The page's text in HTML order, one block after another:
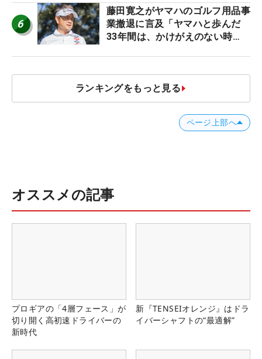
6
藤田寛之がヤマハのゴルフ用品事
業撤退に言及「ヤマハと歩んだ
33年間は、かけがえのない時
ランキングをもっと見る
ページ上部へ
オススメの記事
プロギアの「4層フェース」が
切り開く高初速ドライバーの
新時代
新『TENSEIオレンジ』はドラ
イバーシャフトの“最適解”